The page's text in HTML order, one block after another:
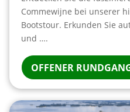
Commewijne bei unserer
Bootstour. Erkunden Sie
und ….
OFFENER